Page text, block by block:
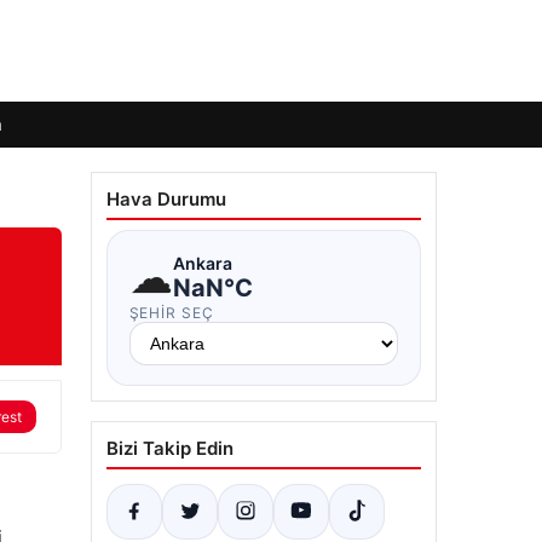
Hava Durumu
☁Ankara
NaN°C
ŞEHIR SEÇ
Bizi Takip Edin